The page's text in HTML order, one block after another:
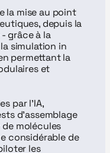
la mise au point
depuis la
grâce à la
simulation in
permettant la
et
par l’IA,
d’assemblage
molécules
considérable de
les